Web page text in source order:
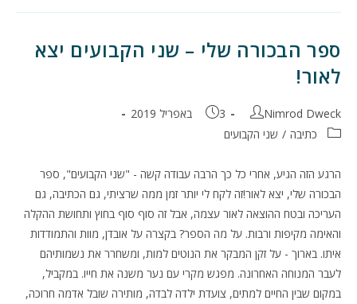
ספר הבכורה שלי – שני הקבועים יצא
לאור!
מחבר:
Nimrod Dweck פורסם:
3 באפריל 2019
קטגוריה:כתיבה / שני הקבועים
הרגע הזה הגיע, אחרי כל כך הרבה עבודה קשה - "שני הקבועים", ספר
הבכורה שלי, יצא לאור!זה לקח לי יותר זמן ממה שרציתי, גם הכתיבה, גם
העריכה ובטח ההוצאה לאור עצמה, אבל זה סוף סוף בחוץ ותחושת ההקלה
והאימה מקיפות ורבות. על מה הספר? בקצרה על אובדן, מוות והתמודדות
איתו. בארוך - על זקן המבקר את הנוטים למות, ומשחרר את נשמותיהם
לעבר המנוחה האחרונה. מפגש מקרי עם נער משנה את חייו. במקביל,
במקום שבין החיים למתים, צועדת ילדה לבדה, מותירה שובל אדמה חרוכה,